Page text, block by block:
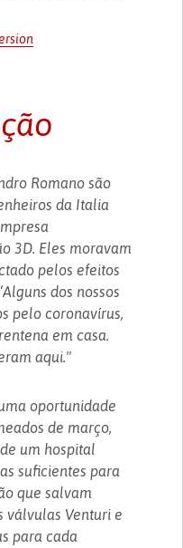
Romano são
da Italia
3D. Eles moravam
pelos efeitos
dos nossos
pelo coronavírus,
em casa.
aqui."
oportunidade
de março,
um hospital
suficientes para
que salvam
válvulas Venturi e
para cada